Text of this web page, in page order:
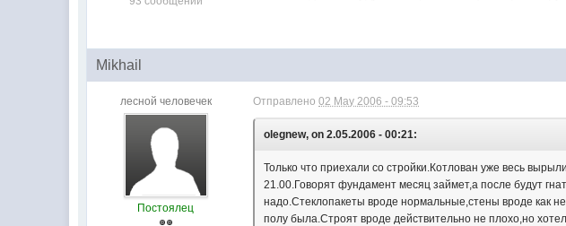
Mikhail
лесной человечек
Постоялец
Отправлено02 May 2006 - 09:53
olegnew, on 2.05.2006 - 00:21:
Только что приехали со стройки.Котлован уже весь
21.00.Говорят фундамент месяц займет,а после будут
надо.Стеклопакеты вроде нормальные,стены вроде как
полу была.Строят вроде действительно не плохо,но